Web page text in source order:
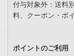
付与対象外：送料
料、クーポン・ポ
ポイントのご利用